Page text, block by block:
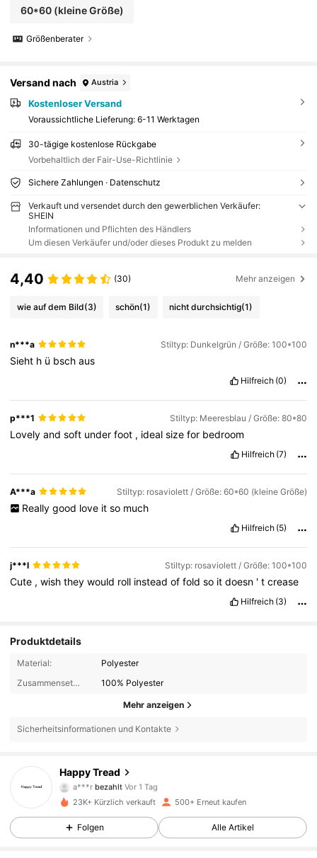
60*60 (kleine Größe)
Größenberater
Versand nach Austria
Kostenloser Versand
Voraussichtliche Lieferung: 6-11 Werktagen
30-tägige kostenlose Rückgabe
Vorbehaltlich der Fair-Use-Richtlinie
Sichere Zahlungen · Datenschutz
Verkauft und versendet durch den gewerblichen Verkäufer:
SHEIN
Informationen und Pflichten des Händlers
Um diesen Verkäufer und/oder dieses Produkt zu melden
4,40 (30) Mehr anzeigen
wie auf dem Bild(3) schön(1) nicht durchsichtig(1)
n***a Stiltyp: Dunkelgrün / Größe: 100*100
Sieht h ü bschaus
Hilfreich (0)
p***1 Stiltyp: Meeresblau / Größe: 80*80
Lovelyandsoft underfoot , idealsizefor bedroom
Hilfreich (7)
A***a Stiltyp: rosaviolett / Größe: 60*60 (kleine Größe)
Really good love it so much
Hilfreich (5)
j***l Stiltyp: rosaviolett / Größe: 100*100
Cute ,wishtheywould roll insteadoffoldso itdoesn 'tcrease
Hilfreich (3)
Produktdetails
Material:
Polyester
Zusammensetzung:
100% Polyester
Mehr anzeigen
Sicherheitsinformationen und Kontakte
Happy Tread
a***r bezahlt Vor 1 Tag
e***a istVor 16 Stunden
23K+ Kürzlich verkauft 500+ Erneut kaufen
Folgen Alle Artikel